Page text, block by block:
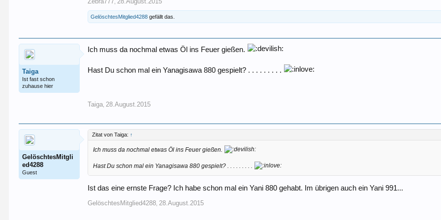
GelöschtesMitglied4288 gefällt das.
Taiga
Ist fast schon
zuhause hier
Ich muss da nochmal etwas Öl ins Feuer gießen.
Hast Du schon mal ein Yanagisawa 880 gespielt? . . . . . . . . .
Taiga 28.August.2015
GelöschtesMitgli
ed4288
Guest
Zitat von Taiga: ↑
Ich muss da nochmal etwas Öl ins Feuer gießen.
Hast Du schon mal ein Yanagisawa 880 gespielt? . . . . . . . . .
Ist das eine ernste Frage? Ich habe schon mal ein Yani 880 gehabt. Im übrigen auch ein Yani 991...
GelöschtesMitglied4288 28.August.2015